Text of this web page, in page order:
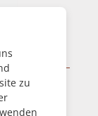
zu